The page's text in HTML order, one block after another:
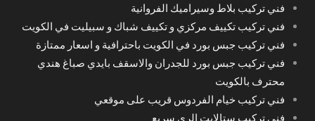
فني تركيب بلاط وسيراميك الفروانية
فني تركيب تكييف مركزي و تكييف شباك و سبيليت في الكويت
فني تركيب جبس بورد في الكويت باحترافية و اسعار ممتازة
فني تركيب جبس بورد للجدران والاسقف بايدي صباغ هندي
محترف بالكويت
فني تركيب خيام الفردوس قريب على موقعي
فني تركيب ستالايت الري سريع